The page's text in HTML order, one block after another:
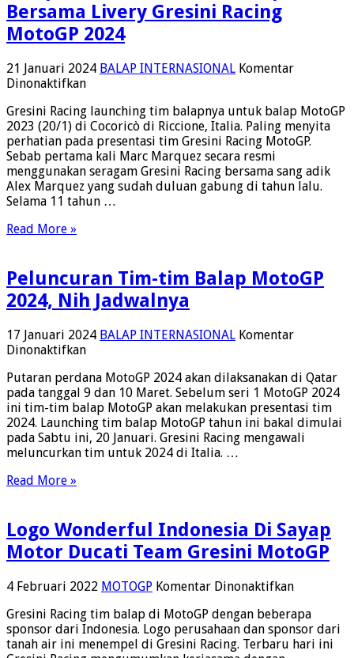
Bersama Livery Gresini Racing
MotoGP 2024
21 Januari 2024 BALAP INTERNASIONAL Komentar
Dinonaktifkanpada
Perdana
Marc
Marquez
Bersama
Livery
Gresini
Racing
Gresini Racing launching tim balapnya untuk balap MotoGP
2023 (20/1) di Cocoricò di Riccione, Italia. Paling menyita
perhatian pada presentasi tim Gresini Racing MotoGP.
Sebab pertama kali Marc Marquez secara resmi
menggunakan seragam Gresini Racing bersama sang adik
Alex Marquez yang sudah duluan gabung di tahun lalu.
Selama 11 tahun …
Read More »
Peluncuran Tim-tim Balap MotoGP
2024, Nih Jadwalnya
17 Januari 2024 BALAP INTERNASIONAL Komentar
Dinonaktifkanpada
Tim-
tim
Balap
MotoGP
2024,
Nih
Putaran perdana MotoGP 2024 akan dilaksanakan di Qatar
pada tanggal 9 dan 10 Maret. Sebelum seri 1 MotoGP 2024
ini tim-tim balap MotoGP akan melakukan presentasi tim
2024. Launching tim balap MotoGP tahun ini bakal dimulai
pada Sabtu ini, 20 Januari. Gresini Racing mengawali
meluncurkan tim untuk 2024 di Italia. …
Read More »
Logo Wonderful Indonesia Di Sayap
Motor Ducati Team Gresini MotoGP
4 Februari 2022 MOTOGP Komentar Dinonaktifkanpada
Wonderful
Indonesia
Di
Gresini Racing tim balap di MotoGP dengan beberapa
sponsor dari Indonesia. Logo perusahaan dan sponsor dari
tanah air ini menempel di Gresini Racing. Terbaru hari ini